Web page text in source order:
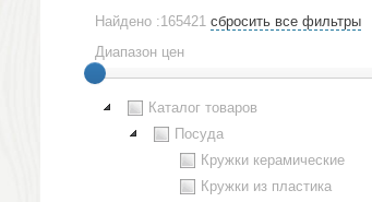
Найдено :165421 сбросить все фильтры
Диапазон цен
Каталог товаров
Посуда
Кружки керамические
Кружки из пластика